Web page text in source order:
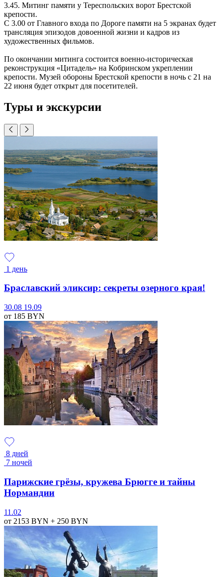
3.45. Митинг памяти у Тереспольских ворот Брестской
крепости.
С 3.00 от Главного входа по Дороге памяти на 5 экранах будет
трансляция эпизодов довоенной жизни и кадров из
художественных фильмов.
По окончании митинга состоится военно-историческая
реконструкция «Цитадель» на Кобринском укреплении
крепости. Музей обороны Брестской крепости в ночь с 21 на
22 июня будет открыт для посетителей.
Туры и экскурсии
1 день
Браславский эликсир: секреты озерного края!
30.08 19.09
от 185 BYN
8 дней
7 ночей
Парижские грёзы, кружева Брюгге и тайны
Нормандии
11.02
от 2153 BYN + 250 BYN